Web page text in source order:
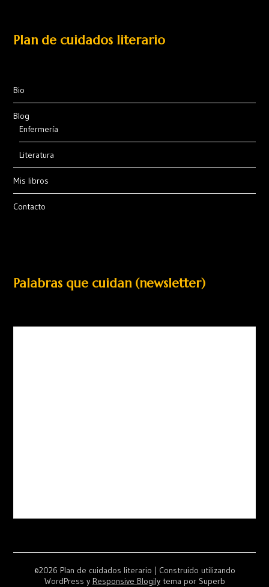
Plan de cuidados literario
Bio
Blog
Enfermería
Literatura
Mis libros
Contacto
Palabras que cuidan (newsletter)
©2026 Plan de cuidados literario | Construido utilizando
WordPress y Responsive Blogilytema por Superb